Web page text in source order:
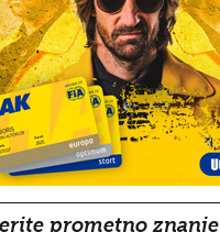
prometno znanje